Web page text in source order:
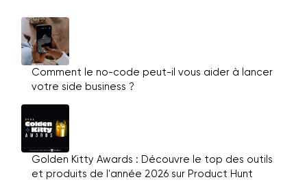
Comment le no-code peut-il vous aider à lancer
votre side business ?
Golden Kitty Awards : Découvre le top des outils
et produits de l'année 2026 sur Product Hunt